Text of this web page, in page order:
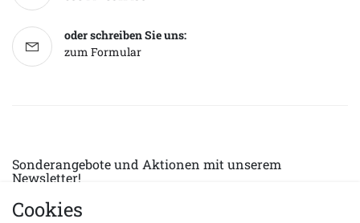
oder schreiben Sie uns:
zum Formular
Sonderangebote und Aktionen mit unserem
Newsletter!
E-MAIL *
Cookies